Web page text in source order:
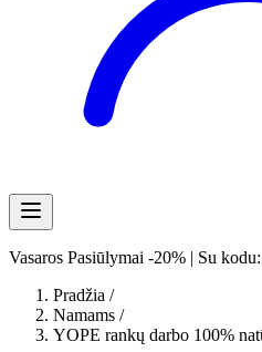
Vasaros Pasiūlymai -20% | Su
Pradžia /
Namams /
YOPE rankų darbo 100%